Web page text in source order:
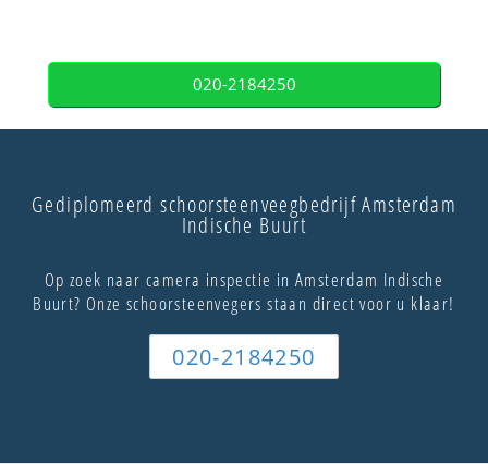
020-2184250
Gediplomeerd schoorsteenveegbedrijf Amsterdam
Indische Buurt
Op zoek naar camera inspectie in Amsterdam Indische
Buurt? Onze schoorsteenvegers staan direct voor u klaar!
020-2184250